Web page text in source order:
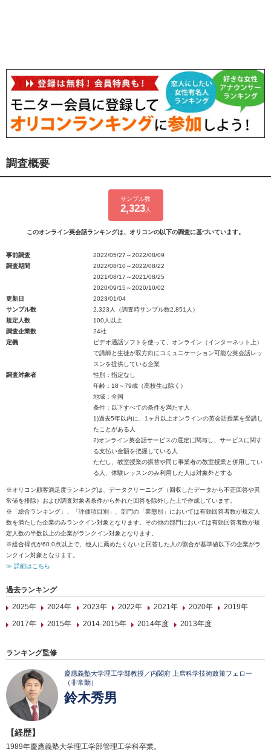
調査概要
サンプル数
2,323人
このオンライン英会話ランキングは、オリコンの以下の調査に基づいています。
事前調査
2022/05/27～2022/08/09
調査期間
2022/08/10～2022/08/22
2021/08/17～2021/08/25
2020/09/15～2020/10/02
更新日
2023/01/04
サンプル数
2,323人（調査時サンプル数2,851人）
規定人数
100人以上
調査企業数
24社
定義
ビデオ通話ソフトを使って、オンライン（インターネット上）
で講師と生徒が双方向にコミュニケーション可能な英会話レッ
スンを提供している企業
調査対象者
性別：指定なし
年齢：18～79歳（高校生は除く）
地域：全国
条件：以下すべての条件を満たす人
1)過去5年以内に、1ヶ月以上オンラインの英会話授業を受講し
たことがある人
2)オンライン英会話サービスの選定に関与し、サービスに関す
る支払い金額を把握している人
ただし、教室授業の振替や同じ事業者の教室授業と併用してい
る人、体験レッスンのみ利用した人は対象外とする
※オリコン顧客満足度ランキングは、データクリーニング（回収したデータから不正回答や異
常値を排除）および調査対象者条件から外れた回答を除外した上で作成しています。
※「総合ランキング」、「評価項目別」、部門の「業態別」においては有効回答者数が規定人
数を満たした企業のみランクイン対象となります。その他の部門においては有効回答者数が規
定人数の半数以上の企業がランクイン対象となります。
※総合得点が60.0点以上で、他人に薦めたくないと回答した人の割合が基準値以下の企業がラ
ンクイン対象となります。
≫ 詳細はこちら
過去ランキング
2025年
2024年 2023年 2022年 2021年 2020年
2019年
2017年
2015年 2014-2015年 2014年度 2013年度
ランキング監修
慶應義塾大学理工学部教授／内閣府 上席科学技術政策フェロー
（非常勤）
鈴木秀男
【経歴】
1989年慶應義塾大学理工学部管理工学科卒業。